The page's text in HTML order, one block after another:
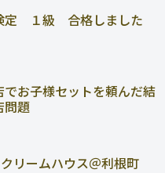
定 １級 合格しました
でお子様セットを頼んだ結
問題
リームハウス＠利根町